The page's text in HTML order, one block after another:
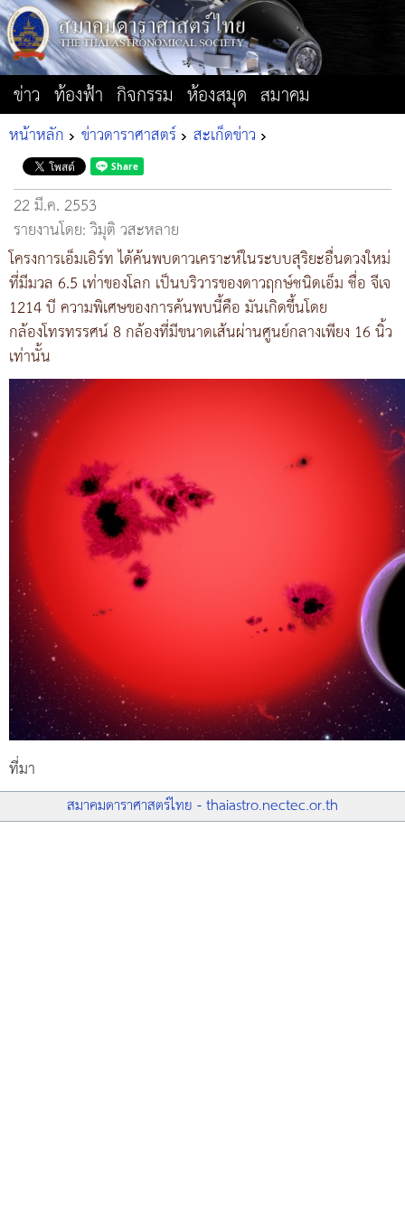
ข่าว ท้องฟ้า กิจกรรม ห้องสมุด สมาคม
หน้าหลัก ข่าวดาราศาสตร์ สะเก็ดข่าว
22 มี.ค. 2553
รายงานโดย: วิมุติ วสะหลาย
โครงการเอ็มเอิร์ท ได้ค้นพบดาวเคราะห์ในระบบสุริยะอื่นดวงใหม่
ที่มีมวล 6.5 เท่าของโลก เป็นบริวารของดาวฤกษ์ชนิดเอ็ม ชื่อ จีเจ
1214 บี ความพิเศษของการค้นพบนี้คือ มันเกิดขึ้นโดย
กล้องโทรทรรศน์ 8 กล้องที่มีขนาดเส้นผ่านศูนย์กลางเพียง 16 นิ้ว
เท่านั้น
ที่มา
สมาคมดาราศาสตร์ไทย - thaiastro.nectec.or.th